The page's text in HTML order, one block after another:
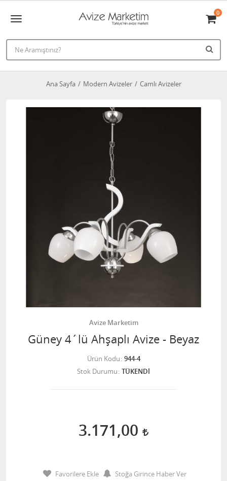
0
Ana Sayfa Modern Avizeler Camlı Avizeler
Avize Marketim
Güney 4´lü Ahşaplı Avize - Beyaz
Ürün Kodu 944-4
Stok Durumu TÜKENDİ
3.171,00
Favorilere Ekle Stoğa Girince Haber Ver